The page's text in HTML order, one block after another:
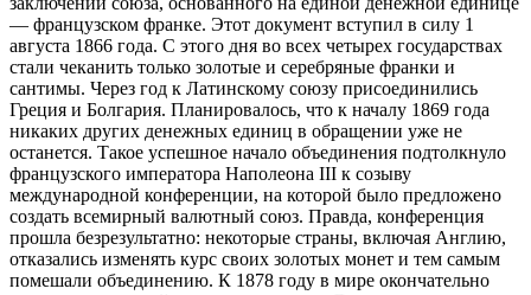
— французском франке. Этот документ вступил в силу 1
августа 1866 года. С этого дня во всех четырех государствах
стали чеканить только золотые и серебряные франки и
сантимы. Через год к Латинскому союзу присоединились
Греция и Болгария. Планировалось, что к началу 1869 года
никаких других денежных единиц в обращении уже не
останется. Такое успешное начало объединения подтолкнуло
французского императора Наполеона III к созыву
международной конференции, на которой было предложено
создать всемирный валютный союз. Правда, конференция
прошла безрезультатно: некоторые страны, включая Англию,
отказались изменять курс своих золотых монет и тем самым
помешали объединению. К 1878 году в мире окончательно